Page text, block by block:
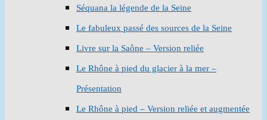
Séquana la légende de la Seine
Le fabuleux passé des sources de la Seine
Livre sur la Saône – Version reliée
Le Rhône à pied du glacier à la mer –
Présentation
Le Rhône à pied – Version reliée et augmentée